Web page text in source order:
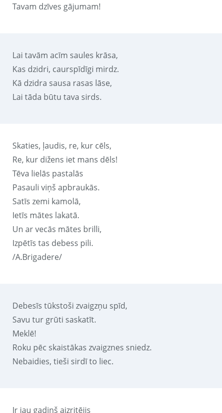
Tavam dzīves gājumam!
Lai tavām acīm saules krāsa,
Kas dzidri, caurspīdīgi mirdz.
Kā dzidra sausa rasas lāse,
Lai tāda būtu tava sirds.
Skaties, ļaudis, re, kur cēls,
Re, kur dižens iet mans dēls!
Tēva lielās pastalās
Pasauli viņš apbraukās.
Satīs zemi kamolā,
Ietīs mātes lakatā.
Un ar vecās mātes brilli,
Izpētīs tas debess pili.
/A.Brigadere/
Debesīs tūkstoši zvaigzņu spīd,
Savu tur grūti saskatīt.
Meklē!
Roku pēc skaistākas zvaigznes sniedz.
Nebaidies, tieši sirdī to liec.
Ir jau gadiņš aizritējis